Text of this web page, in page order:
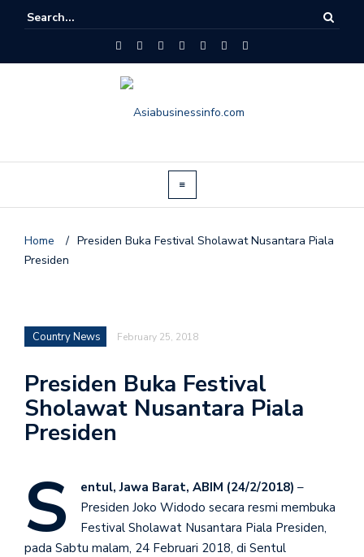
Home / Presiden Buka Festival Sholawat Nusantara Piala
Presiden
Country News February 25, 2018
Presiden Buka Festival
Sholawat Nusantara Piala
Presiden
S entul, Jawa Barat, ABIM (24/2/2018) –
Presiden Joko Widodo secara resmi membuka
Festival Sholawat Nusantara Piala Presiden,
pada Sabtu malam, 24 Februari 2018, di Sentul